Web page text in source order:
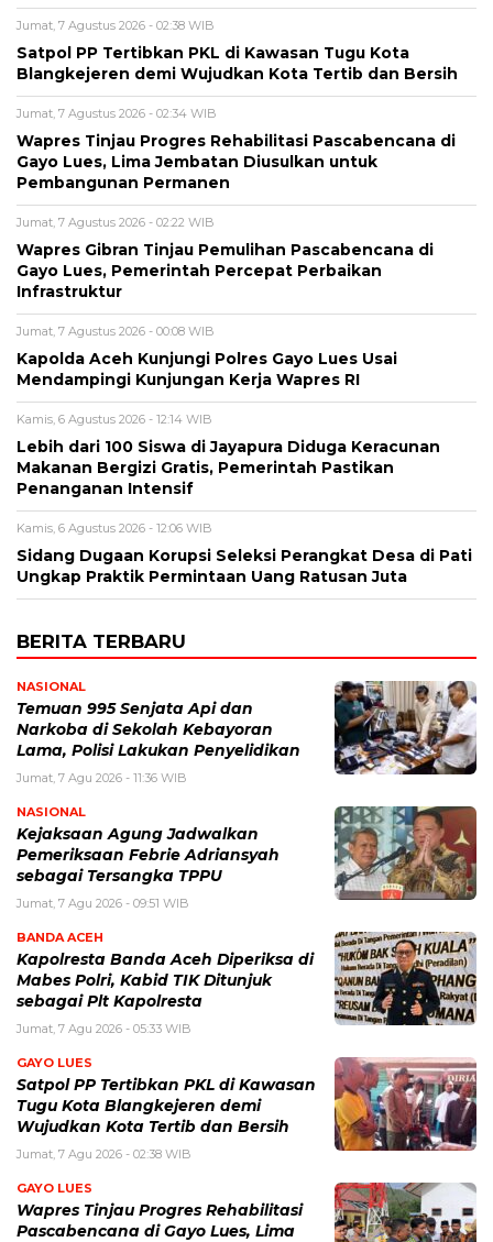
Jumat, 7 Agustus 2026 - 02:38 WIB
Satpol PP Tertibkan PKL di Kawasan Tugu Kota
Blangkejeren demi Wujudkan Kota Tertib dan Bersih
Jumat, 7 Agustus 2026 - 02:34 WIB
Wapres Tinjau Progres Rehabilitasi Pascabencana di
Gayo Lues, Lima Jembatan Diusulkan untuk
Pembangunan Permanen
Jumat, 7 Agustus 2026 - 02:22 WIB
Wapres Gibran Tinjau Pemulihan Pascabencana di
Gayo Lues, Pemerintah Percepat Perbaikan
Infrastruktur
Jumat, 7 Agustus 2026 - 00:08 WIB
Kapolda Aceh Kunjungi Polres Gayo Lues Usai
Mendampingi Kunjungan Kerja Wapres RI
Kamis, 6 Agustus 2026 - 12:14 WIB
Lebih dari 100 Siswa di Jayapura Diduga Keracunan
Makanan Bergizi Gratis, Pemerintah Pastikan
Penanganan Intensif
Kamis, 6 Agustus 2026 - 12:06 WIB
Sidang Dugaan Korupsi Seleksi Perangkat Desa di Pati
Ungkap Praktik Permintaan Uang Ratusan Juta
BERITA TERBARU
NASIONAL
Temuan 995 Senjata Api dan
Narkoba di Sekolah Kebayoran
Lama, Polisi Lakukan Penyelidikan
Jumat, 7 Agu 2026 - 11:36 WIB
NASIONAL
Kejaksaan Agung Jadwalkan
Pemeriksaan Febrie Adriansyah
sebagai Tersangka TPPU
Jumat, 7 Agu 2026 - 09:51 WIB
BANDA ACEH
Kapolresta Banda Aceh Diperiksa di
Mabes Polri, Kabid TIK Ditunjuk
sebagai Plt Kapolresta
Jumat, 7 Agu 2026 - 05:33 WIB
GAYO LUES
Satpol PP Tertibkan PKL di Kawasan
Tugu Kota Blangkejeren demi
Wujudkan Kota Tertib dan Bersih
Jumat, 7 Agu 2026 - 02:38 WIB
GAYO LUES
Wapres Tinjau Progres Rehabilitasi
Pascabencana di Gayo Lues, Lima